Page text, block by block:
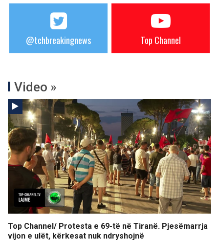
@tchbreakingnews Top Channel
Video »
Top Channel/ Protesta e 69-të në Tiranë. Pjesëmarrja
vijon e ulët, kërkesat nuk ndryshojnë